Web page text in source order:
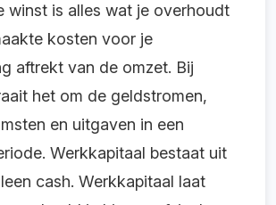
winst is alles wat je overhoudt
kosten voor je
aftrekt van de omzet. Bij
het om de geldstromen,
en uitgaven in een
Werkkapitaal bestaat uit
cash. Werkkapitaal laat